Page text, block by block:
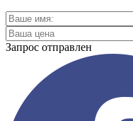
Запрос отправлен